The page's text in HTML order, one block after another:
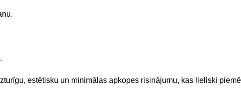
estētisku un minimālas apkopes risinājumu, kas lieliski